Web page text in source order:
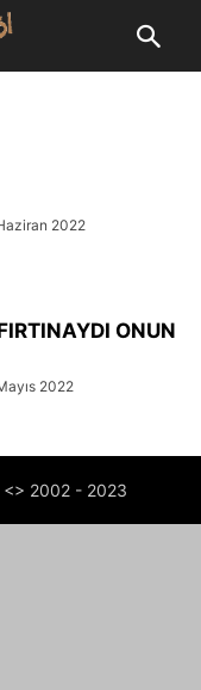
2022
ONUN
2022
<> 2002 - 2023